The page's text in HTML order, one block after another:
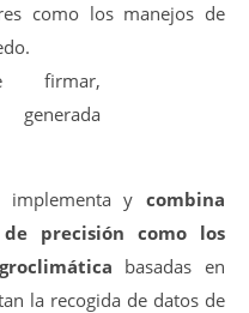
como los manejos de
implementa y combina
precisión como los
basadas en
la recogida de datos de